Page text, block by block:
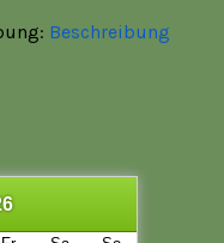
Beschreibung